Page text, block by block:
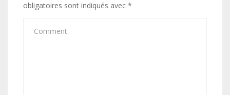
obligatoires sont indiqués avec *